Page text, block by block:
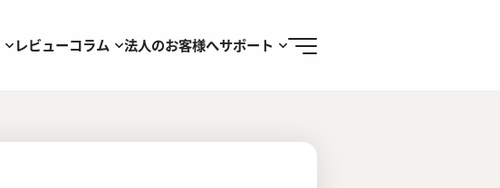
レビューコラム 法人のお客様へサポート